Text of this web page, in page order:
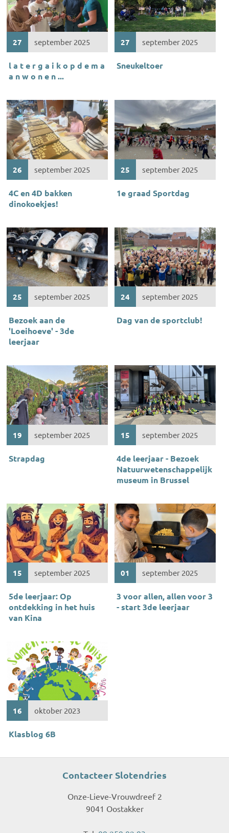
27 september 2025
l a t e r g a i k o p d e m a
a n w o n e n ...
27 september 2025
Sneukeltoer
26 september 2025
4C en 4D bakken
dinokoekjes!
25 september 2025
1e graad Sportdag
25 september 2025
Bezoek aan de
'Loeihoeve' - 3de
leerjaar
24 september 2025
Dag van de sportclub!
19 september 2025
Strapdag
15 september 2025
4de leerjaar - Bezoek
Natuurwetenschappelijk
museum in Brussel
15 september 2025
5de leerjaar: Op
ontdekking in het huis
van Kina
01 september 2025
3 voor allen, allen voor 3
- start 3de leerjaar
16 oktober 2023
Klasblog 6B
Contacteer Slotendries
Onze-Lieve-Vrouwdreef 2
9041 Oostakker